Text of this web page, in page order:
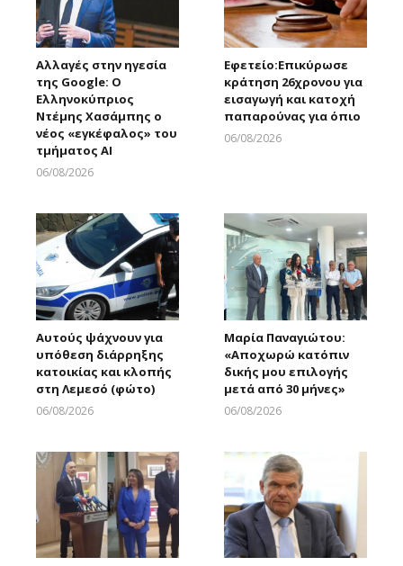
Αλλαγές στην ηγεσία
της Google: Ο
Ελληνοκύπριος
Ντέμης Χασάμπης ο
νέος «εγκέφαλος» του
τμήματος AI
06/08/2026
Εφετείο:Eπικύρωσε
κράτηση 26χρονου για
εισαγωγή και κατοχή
παπαρούνας για όπιο
06/08/2026
Αυτούς ψάχνουν για
υπόθεση διάρρηξης
κατοικίας και κλοπής
στη Λεμεσό (φώτο)
06/08/2026
Μαρία Παναγιώτου:
«Αποχωρώ κατόπιν
δικής μου επιλογής
μετά από 30 μήνες»
06/08/2026